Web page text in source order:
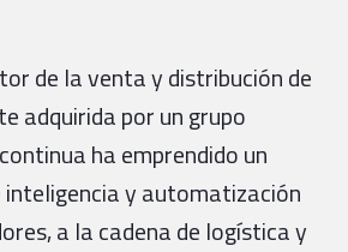
de la venta y distribución de
adquirida por un grupo
ha emprendido un
y automatización
a la cadena de logística y